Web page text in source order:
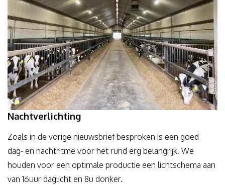
Nachtverlichting
Zoals in de vorige nieuwsbrief besproken is een goed
dag- en nachtritme voor het rund erg belangrijk. We
houden voor een optimale productie een lichtschema aan
van 16uur daglicht en 8u donker.